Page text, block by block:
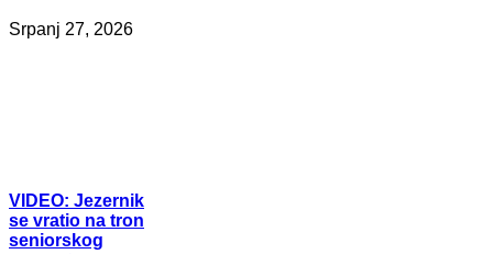
Srpanj 27, 2026
VIDEO: Jezernik
se vratio na tron
seniorskog